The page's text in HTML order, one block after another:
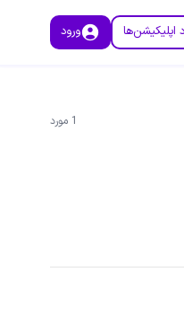
اپلیکیشن‌ها ورود
1 مورد